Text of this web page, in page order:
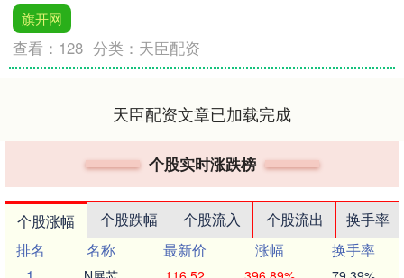
旗开网
查看： 128 分类： 天臣配资
天臣配资文章已加载完成
个股实时涨跌榜
个股涨幅 个股跌幅 个股流入 个股流出
换手率
排名
名称 最新价 涨幅
换手率